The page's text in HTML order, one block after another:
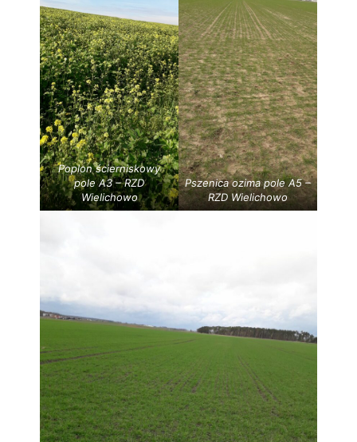
Poplon ścierniskowy
pole A3 – RZD
Wielichowo
Pszenica ozima pole A5 –
RZD Wielichowo